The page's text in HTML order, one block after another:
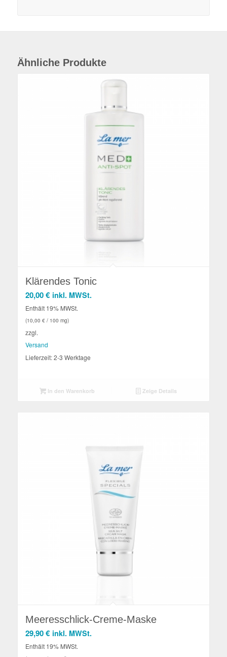
Ähnliche Produkte
Klärendes Tonic
20,00€ inkl. MWSt.
Enthält 19% MWSt.
(10,00 €/ 100 mg)
zzgl.
Versand
Lieferzeit: 2-3 Werktage
In den Warenkorb Zeige Details
Meeresschlick-Creme-Maske
29,90€ inkl. MWSt.
Enthält 19% MWSt.